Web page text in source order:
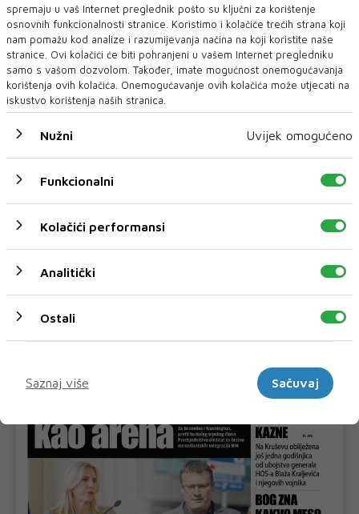
'PRINCIP LEGITIMNOG PREDSTAVLJANJA' KAO
FLEKSIBILAN POLITIČKI ALAT, A NE KAO SVETO PRAVILO
VLAST JE SLAST Čović je osobno pogazio
legitimno predstavljanje, hoće li mu SDA to
zaboraviti?
Piše: D. Lukić mostar@dnevni-list.ba Bude li HDZ BiH nekom
postizbornom matematikom iz...
spremaju u vaš Internet preglednik pošto su ključni za korištenje
osnovnih funkcionalnosti stranice. Koristimo i kolačiće trećih strana koji
nam pomažu kod analize i razumijevanja načina na koji koristite naše
stranice. Ovi kolačići će biti pohranjeni u vašem Internet pregledniku
samo s vašom dozvolom. Također, imate mogućnost onemogućavanja
korištenja ovih kolačića. Onemogućavanje ovih kolačića može utjecati na
iskustvo korištenja naših stranica.
Nužni Uvijek omogućeno
Funkcionalni
Kolačići performansi
Analitički
Ostali
Saznaj više
Sačuvaj